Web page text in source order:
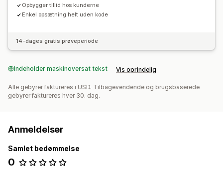
Opbygger tillid hos kunderne
Enkel opsætning helt uden kode
14-dages gratis prøveperiode
Indeholder maskinoversat tekst Vis oprindelig
Alle gebyrer faktureres i USD. Tilbagevendende og brugsbaserede
gebyrer faktureres hver 30. dag.
Anmeldelser
Samlet bedømmelse
0